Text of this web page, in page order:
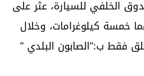
الخلفي للسيارة، عثر على
خمسة كيلوغرامات، وخلال
فقط ب:”الصابون البلدي ”